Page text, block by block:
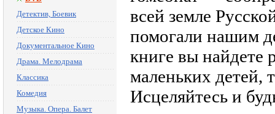
Детектив, Боевик
Детское Кино
Документальное Кино
Драма. Мелодрама
Классика
Комедия
Музыка. Опера. Балет
всей земле
помогали нашим
книге вы найдете
маленьких
Исцеляйтесь и